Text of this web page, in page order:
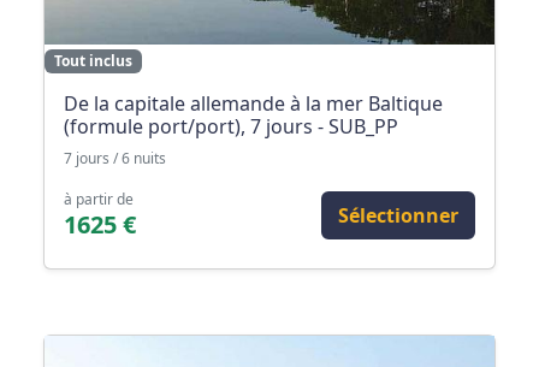
Tout inclus
De la capitale allemande à la mer Baltique
(formule port/port), 7 jours - SUB_PP
7 jours / 6 nuits
à partir de
1625 € Sélectionner